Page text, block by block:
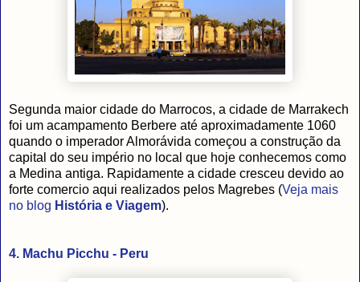
Segunda maior cidade do Marrocos, a cidade de Marrakech
foi um acampamento Berbere até aproximadamente 1060
quando o imperador Almorávida começou a construção da
capital do seu império no local que hoje conhecemos como
a Medina antiga. Rapidamente a cidade cresceu devido ao
forte comercio aqui realizados pelos Magrebes (Veja mais
no blog História e Viagem).
4. Machu Picchu - Peru